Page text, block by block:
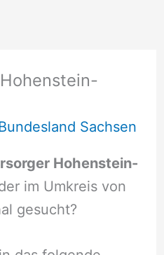
Sachsen
Hohenstein-
im Umkreis von
gesucht?